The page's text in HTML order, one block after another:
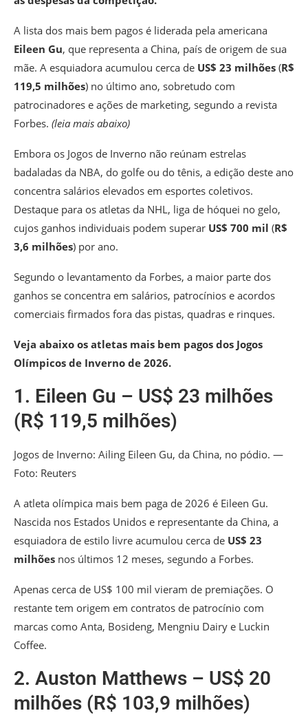
A lista dos mais bem pagos é liderada pela americana
Eileen Gu, que representa a China, país de origem de sua
mãe. A esquiadora acumulou cerca de US$ 23 milhões (R$
119,5 milhões) no último ano, sobretudo com
patrocinadores e ações de marketing, segundo a revista
Forbes. (leia mais abaixo)
Embora os Jogos de Inverno não reúnam estrelas
badaladas da NBA, do golfe ou do tênis, a edição deste ano
concentra salários elevados em esportes coletivos.
Destaque para os atletas da NHL, liga de hóquei no gelo,
cujos ganhos individuais podem superar US$ 700 mil (R$
3,6 milhões) por ano.
Segundo o levantamento da Forbes, a maior parte dos
ganhos se concentra em salários, patrocínios e acordos
comerciais firmados fora das pistas, quadras e rinques.
Veja abaixo os atletas mais bem pagos dos Jogos
Olímpicos de Inverno de 2026.
1. Eileen Gu – US$ 23 milhões
(R$ 119,5 milhões)
Jogos de Inverno: Ailing Eileen Gu, da China, no pódio. —
Foto: Reuters
A atleta olímpica mais bem paga de 2026 é Eileen Gu.
Nascida nos Estados Unidos e representante da China, a
esquiadora de estilo livre acumulou cerca de US$ 23
milhões nos últimos 12 meses, segundo a Forbes.
Apenas cerca de US$ 100 mil vieram de premiações. O
restante tem origem em contratos de patrocínio com
marcas como Anta, Bosideng, Mengniu Dairy e Luckin
Coffee.
2. Auston Matthews – US$ 20
milhões (R$ 103,9 milhões)